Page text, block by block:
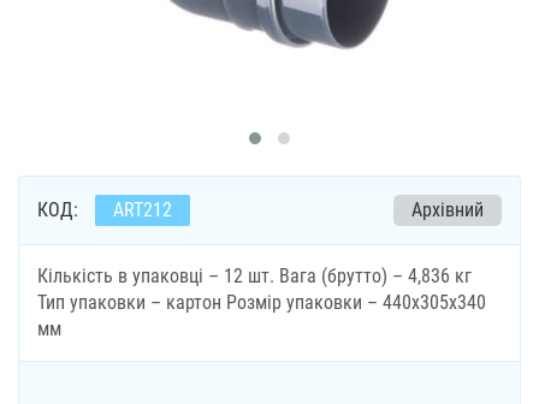
КОД: ART212 Архівний
Кількість в упаковці – 12 шт. Вага (брутто) – 4,836 кг
Тип упаковки – картон Розмір упаковки – 440х305х340
мм